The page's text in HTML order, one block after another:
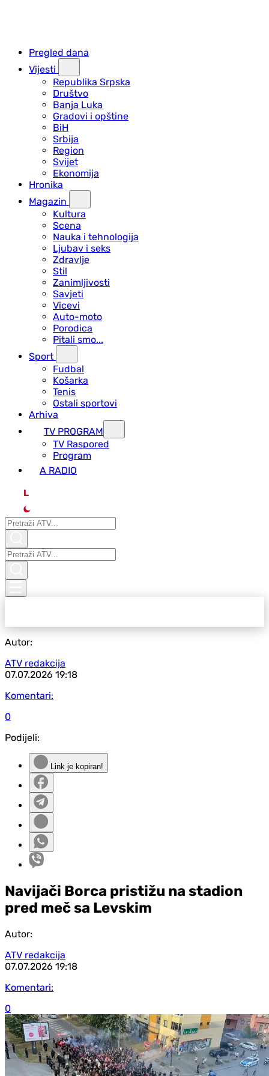
Pregled dana
Vijesti
Republika Srpska
Društvo
Banja Luka
Gradovi i opštine
BiH
Srbija
Region
Svijet
Ekonomija
Hronika
Magazin
Kultura
Scena
Nauka i tehnologija
Ljubav i seks
Zdravlje
Stil
Zanimljivosti
Savjeti
Vicevi
Auto-moto
Porodica
Pitali smo...
Sport
Fudbal
Košarka
Tenis
Ostali sportovi
Arhiva
TV PROGRAM
ТV Raspored
Program
A RADIO
L
Autor:
ATV redakcija
07.07.2026 19:18
Komentari:
0
Podijeli:
Link je kopiran!
Navijači Borca pristižu na stadion
pred meč sa Levskim
Autor:
ATV redakcija
07.07.2026 19:18
Komentari:
0